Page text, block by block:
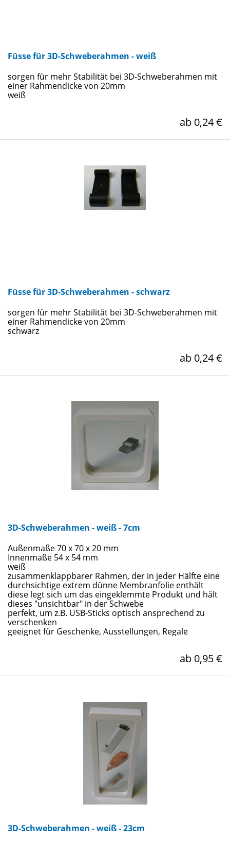
Füsse für 3D-Schweberahmen - weiß
sorgen für mehr Stabilität bei 3D-Schweberahmen mit
einer Rahmendicke von 20mm
weiß
ab 0,24 €
Füsse für 3D-Schweberahmen - schwarz
sorgen für mehr Stabilität bei 3D-Schweberahmen mit
einer Rahmendicke von 20mm
schwarz
ab 0,24 €
3D-Schweberahmen - weiß - 7cm
Außenmaße 70 x 70 x 20 mm
Innenmaße 54 x 54 mm
weiß
zusammenklappbarer Rahmen, der in jeder Hälfte eine
durchsichtige extrem dünne Membranfolie enthält
diese legt sich um das eingeklemmte Produkt und hält
dieses "unsichtbar" in der Schwebe
perfekt, um z.B. USB-Sticks optisch ansprechend zu
verschenken
geeignet für Geschenke, Ausstellungen, Regale
ab 0,95 €
3D-Schweberahmen - weiß - 23cm